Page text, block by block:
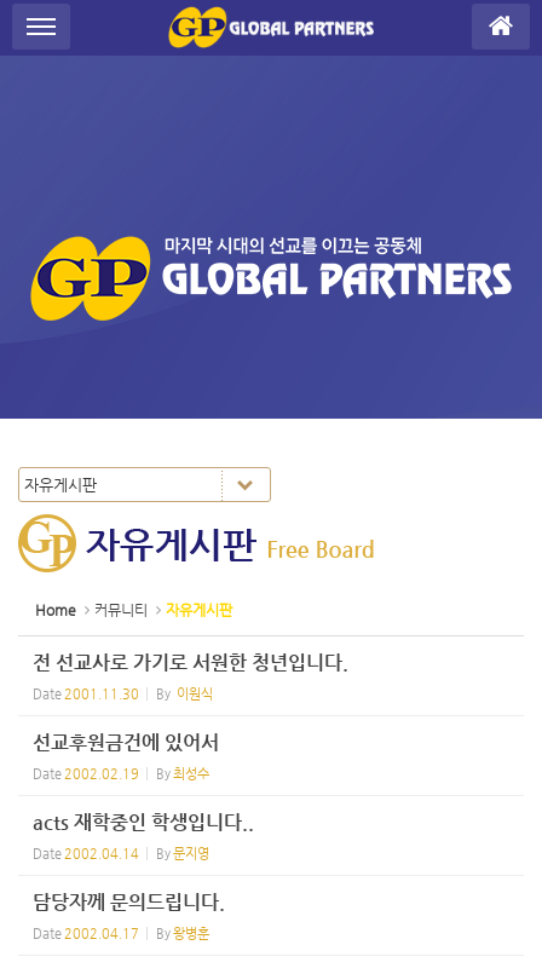
Home 커뮤니티 자유게시판
전 선교사로 가기로 서원한 청년입니다.
Date 2001.11.30 By 이원식
선교후원금건에 있어서
Date 2002.02.19 By최성수
acts 재학중인 학생입니다..
Date 2002.04.14 By문지영
담당자께 문의드립니다.
Date 2002.04.17 By왕병훈